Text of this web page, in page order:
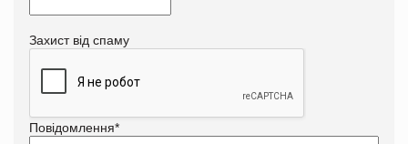
Захист від спаму
Повідомлення*